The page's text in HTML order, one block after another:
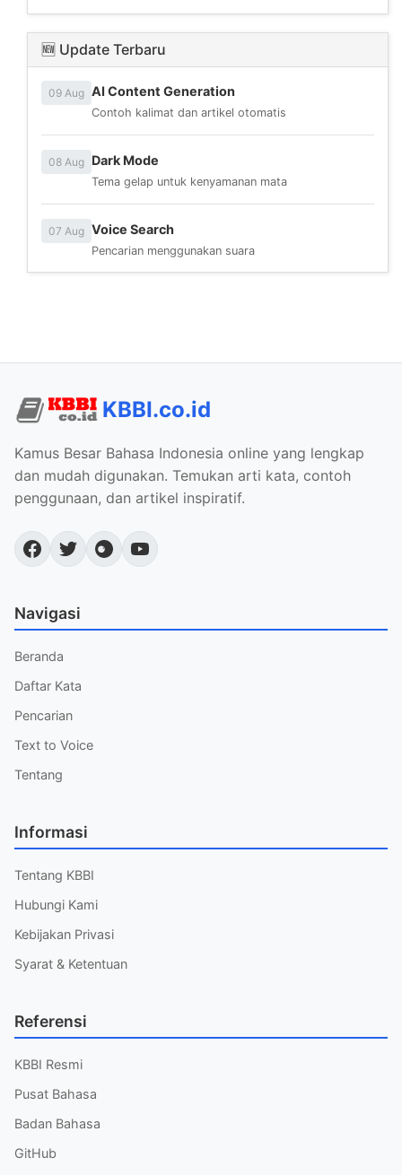
🆕 Update Terbaru
09 Aug AI Content Generation
Contoh kalimat dan artikel otomatis
08 Aug Dark Mode
Tema gelap untuk kenyamanan mata
07 Aug Voice Search
Pencarian menggunakan suara
KBBI.co.id
Kamus Besar Bahasa Indonesia online yang lengkap
dan mudah digunakan. Temukan arti kata, contoh
penggunaan, dan artikel inspiratif.
Navigasi
Beranda
Daftar Kata
Pencarian
Text to Voice
Tentang
Informasi
Tentang KBBI
Hubungi Kami
Kebijakan Privasi
Syarat & Ketentuan
Referensi
KBBI Resmi
Pusat Bahasa
Badan Bahasa
GitHub